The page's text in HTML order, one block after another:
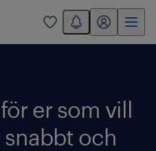
0
You have 0
mitt randstad
er som vill
snabbt och